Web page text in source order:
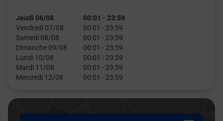
Jeudi 06/08 00:01 - 23:59
Vendredi 07/08
00:01 - 23:59
Samedi 08/08
00:01 - 23:59
Dimanche 09/08
00:01 - 23:59
Lundi 10/08
00:01 - 23:59
Mardi 11/08
00:01 - 23:59
Mercredi 12/08
00:01 - 23:59